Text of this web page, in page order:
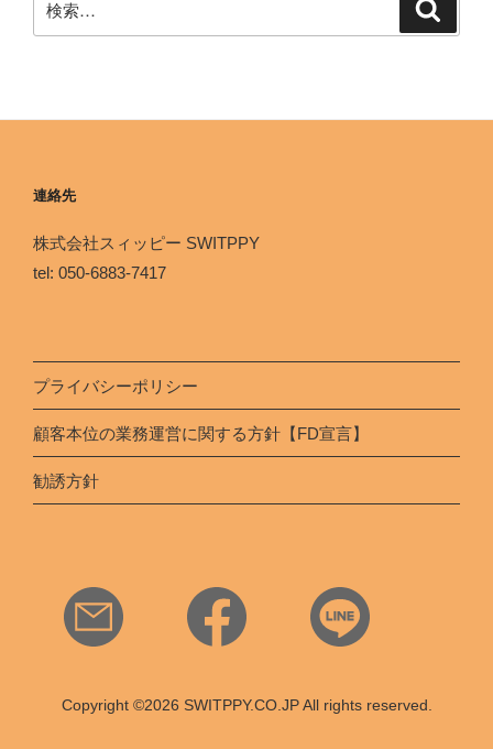
連絡先
株式会社スィッピー SWITPPY
tel: 050-6883-7417
プライバシーポリシー
顧客本位の業務運営に関する方針【FD宣言】
勧誘方針
Copyright ©2026 SWITPPY.CO.JP All rights reserved.